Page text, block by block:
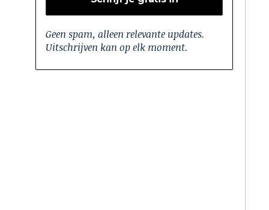
Geen spam, alleen relevante updates.
Uitschrijven kan op elk moment.